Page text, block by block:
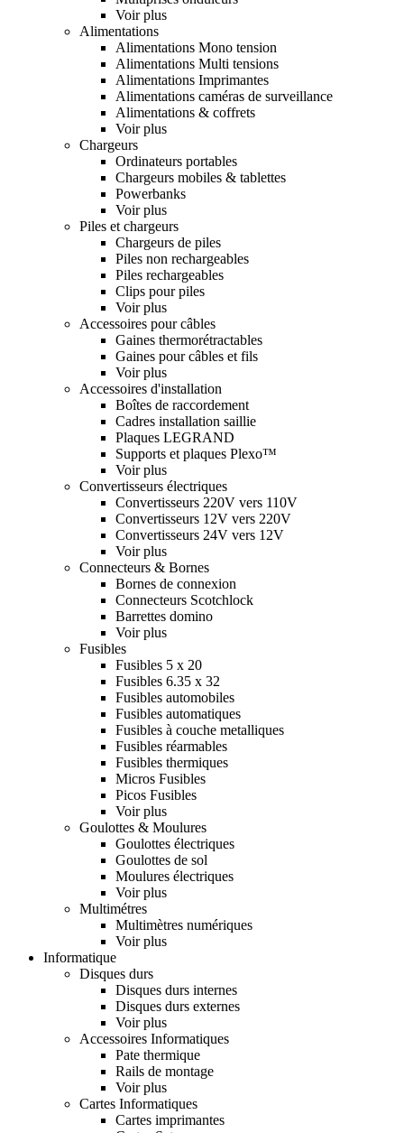
Voir plus
Alimentations
Alimentations Mono tension
Alimentations Multi tensions
Alimentations Imprimantes
Alimentations caméras de surveillance
Alimentations & coffrets
Voir plus
Chargeurs
Ordinateurs portables
Chargeurs mobiles & tablettes
Powerbanks
Voir plus
Piles et chargeurs
Chargeurs de piles
Piles non rechargeables
Piles rechargeables
Clips pour piles
Voir plus
Accessoires pour câbles
Gaines thermorétractables
Gaines pour câbles et fils
Voir plus
Accessoires d'installation
Boîtes de raccordement
Cadres installation saillie
Plaques LEGRAND
Supports et plaques Plexo™
Voir plus
Convertisseurs électriques
Convertisseurs 220V vers 110V
Convertisseurs 12V vers 220V
Convertisseurs 24V vers 12V
Voir plus
Connecteurs & Bornes
Bornes de connexion
Connecteurs Scotchlock
Barrettes domino
Voir plus
Fusibles
Fusibles 5 x 20
Fusibles 6.35 x 32
Fusibles automobiles
Fusibles automatiques
Fusibles à couche metalliques
Fusibles réarmables
Fusibles thermiques
Micros Fusibles
Picos Fusibles
Voir plus
Goulottes & Moulures
Goulottes électriques
Goulottes de sol
Moulures électriques
Voir plus
Multimétres
Multimètres numériques
Voir plus
Informatique
Disques durs
Disques durs internes
Disques durs externes
Voir plus
Accessoires Informatiques
Pate thermique
Rails de montage
Voir plus
Cartes Informatiques
Cartes imprimantes